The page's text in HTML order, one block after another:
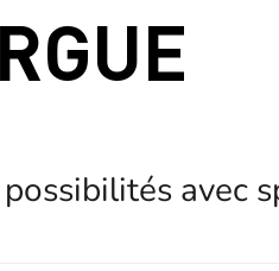
avec